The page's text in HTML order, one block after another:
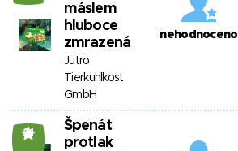
máslem
hluboce
zmrazená
Jutro
Tierkuhlkost
GmbH
nehodnoceno
21
Špenát
protlak